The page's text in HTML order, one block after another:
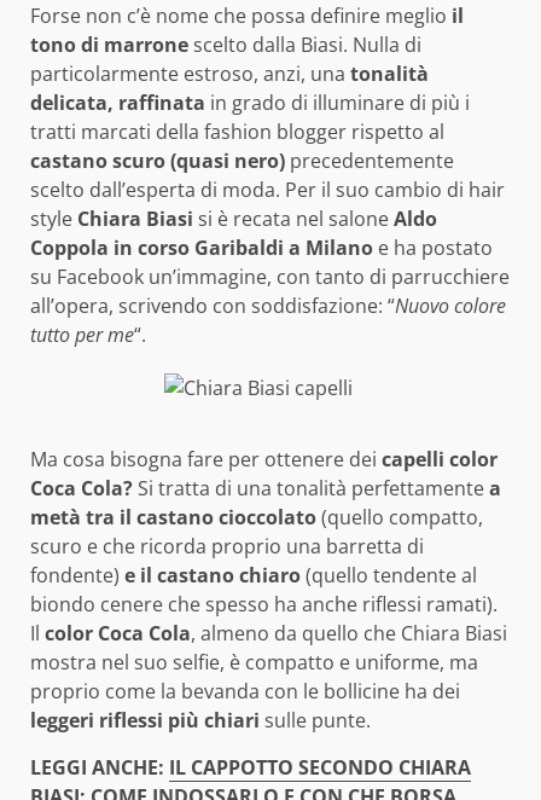
Forse non c’è nome che possa definire meglio il
tono di marronescelto dalla Biasi. Nulla di
particolarmente estroso, anzi, una tonalità
delicata, raffinata in grado di illuminare di più i
tratti marcati della fashion blogger rispetto al
castano scuro (quasi nero) precedentemente
scelto dall’esperta di moda. Per il suo cambio di hair
style Chiara Biasi si è recata nel saloneAldo
Coppola in corso Garibaldi a Milano e ha postato
su Facebook un’immagine, con tanto di parrucchiere
all’opera, scrivendo con soddisfazione: “Nuovo colore
tutto per me“.
Ma cosa bisogna fare per ottenere dei capelli color
Coca Cola?Si tratta di una tonalità perfettamentea
metà tra il castano cioccolato(quello compatto,
scuro e che ricorda proprio una barretta di
fondente) e il castano chiaro(quello tendente al
biondo cenere che spesso ha anche riflessi ramati).
Il color Coca Cola, almeno da quello che Chiara Biasi
mostra nel suo selfie, è compatto e uniforme, ma
proprio come la bevanda con le bollicine ha dei
leggeri riflessi più chiari sulle punte.
LEGGI ANCHE: IL CAPPOTTO SECONDO CHIARA